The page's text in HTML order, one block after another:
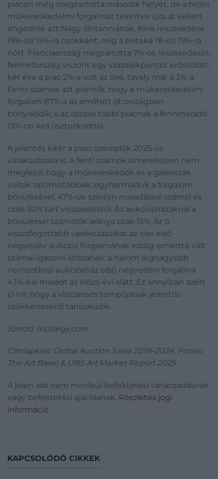
piacon még megtartotta második helyét, de a teljes
műkereskedelmi forgalmat tekintve újra át kellett
engednie azt Nagy-Britanniának. Kína részesedése
19%-ról 15%-ra csökkent, míg a briteké 18-ról 19%-ra
nőtt. Franciaország megtartotta 7%-os részesedését,
Németország viszont egy százalékpontot erősödött;
két éve a piac 2%-a volt az övé, tavaly már a 3%-a.
Fenti számok azt jelentik, hogy a műkereskedelmi
forgalom 87%-a az említett öt országban
bonyolódik, s az összes többi piacnak a fennmaradó
13%-on kell osztozkodnia.
A jelentés kitér a piaci szereplők 2025-ös
várakozásaira is. A fenti számok ismeretében nem
meglepő, hogy a műkereskedők és a galeristák
voltak optimistábbak: egyharmaduk a forgalom
bővülésével, 47%-uk szinten maradással számol és
csak 30% tart visszaeséstől. Az aukciósházaknál a
bővüléssel számolók aránya csak 15%. Az ő
visszafogottabb várakozásaikat az idei első
negyedév aukciós forgalmának eddig ismertté vált
számai igazolni látszanak: a három legnagyobb
nemzetközi aukciósház első negyedévi forgalma
4,1%-kal maradt az előző évi alatt. Ez annyiban azért
jó hír, hogy a visszaesés tempójának jelentős
csökkenéséről tanúskodik.
Szerző: műtárgy.com
Címlapkép: Global Auction Sales 2019–2024. Forrás:
The Art Basel & UBS Art Market Report 2025
A jelen írás nem minősül befektetési tanácsadásnak
vagy befektetési ajánlásnak. Részletes jogi
információ
KAPCSOLÓDÓ CIKKEK